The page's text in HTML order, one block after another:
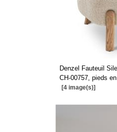
Denzel Fauteuil
CH-00757, pieds
[4 image(s)]